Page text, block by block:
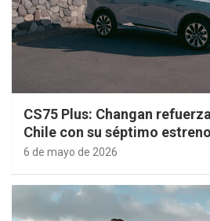
CS75 Plus: Changan
Chile con su séptimo
6 de mayo de 2026